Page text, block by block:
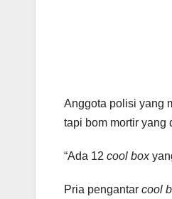
Anggota polisi yang
tapi bom mortir yang
“Ada 12 cool box
Pria pengantar cool